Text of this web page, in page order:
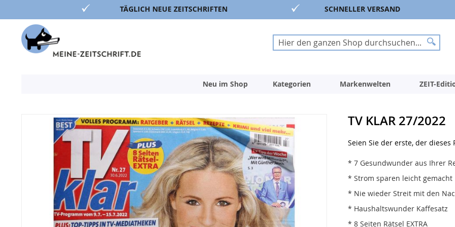
TÄGLICH NEUE ZEITSCHRIFTEN SCHNELLER VERSAND
Suche
Suche
Inhalt
Neu im Shop Kategorien Markenwelten ZEIT-
TV KLAR 27/2022
Seien Sie der erste, der dieses
* 7 Gesundwunder aus Ihrer
* Strom sparen leicht gemacht
* Nie wieder Streit mit den
* Haushaltswunder Kaffesatz
* 8 Seiten Rätsel EXTRA